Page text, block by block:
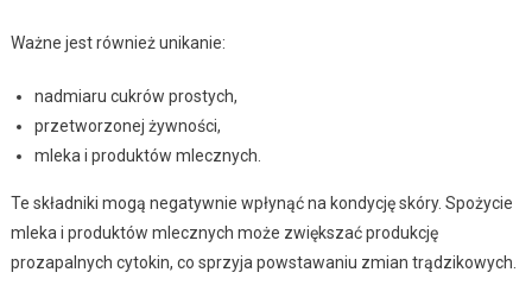
Ważne jest również unikanie:
nadmiaru cukrów prostych,
przetworzonej żywności,
mleka i produktów mlecznych.
Te składniki mogą negatywnie wpłynąć na kondycję skóry. Spożycie
mleka i produktów mlecznych może zwiększać produkcję
prozapalnych cytokin, co sprzyja powstawaniu zmian trądzikowych.